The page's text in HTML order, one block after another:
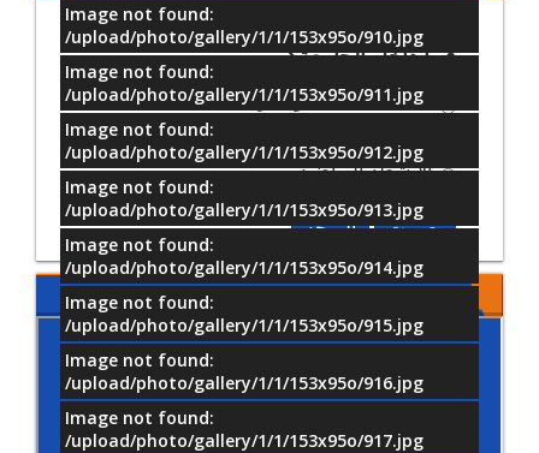
Image not found:
/upload/photo/gallery/1/1/153x95o/910.jpg
Image not found:
/upload/photo/gallery/1/1/153x95o/911.jpg
Image not found:
/upload/photo/gallery/1/1/153x95o/912.jpg
Image not found:
/upload/photo/gallery/1/1/153x95o/913.jpg
Image not found:
/upload/photo/gallery/1/1/153x95o/914.jpg
Image not found:
/upload/photo/gallery/1/1/153x95o/915.jpg
Image not found:
/upload/photo/gallery/1/1/153x95o/916.jpg
Image not found:
/upload/photo/gallery/1/1/153x95o/917.jpg
ما أكثر الأنشطة التي تفضل المشاركة
فيها داخل الجامعة؟
الأنشطة العلمية والتدريبية
الأنشطة الرياضية
تصويت النتيجة
موقع جامعة MTI